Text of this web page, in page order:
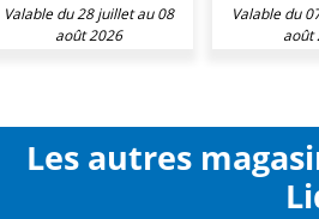
Valable du 28 juillet au 08
août 2026
Valable du
août
Les autres